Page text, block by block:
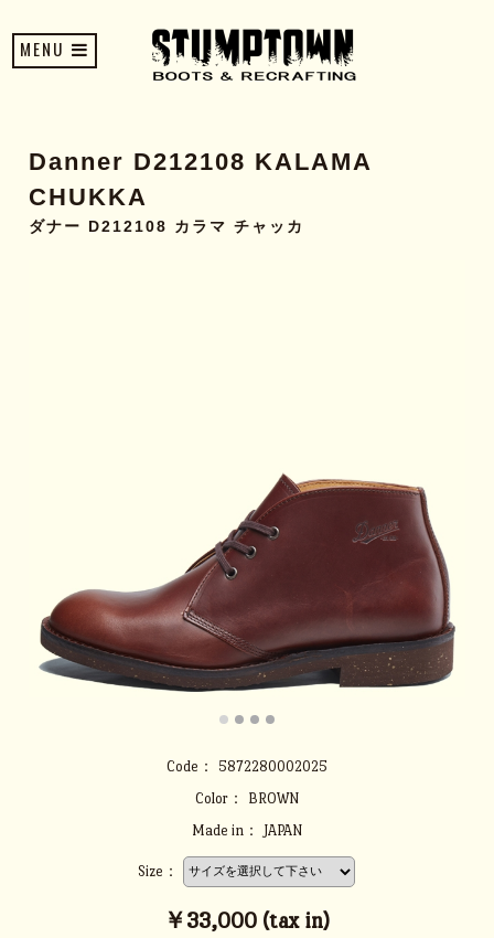
MENU
Danner D212108 KALAMA
CHUKKA
ダナー D212108 カラマ チャッカ
Code：
5872280002025
Color：
BROWN
Made in：
JAPAN
Size：
￥33,000 (tax in)